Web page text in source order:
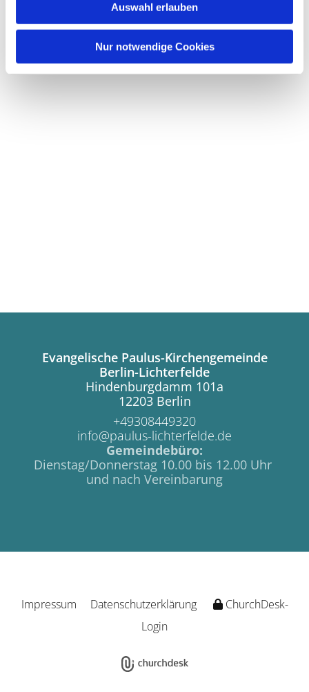
Auswahl erlauben
Nur notwendige Cookies
Evangelische Paulus-Kirchengemeinde
Berlin-Lichterfelde
Hindenburgdamm 101a
12203 Berlin
+49308449320
info@paulus-lichterfelde.de
Gemeindebüro:
Dienstag/Donnerstag 10.00 bis 12.00 Uhr
und nach Vereinbarung
Impressum Datenschutzerklärung
ChurchDesk-
Login